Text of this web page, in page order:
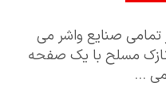
تمامی صنایع واشر می
مسلح با یک صفحه
...